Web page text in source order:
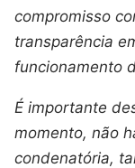
compromisso
transparência
funcionamento
É importante
momento, não
condenatória,